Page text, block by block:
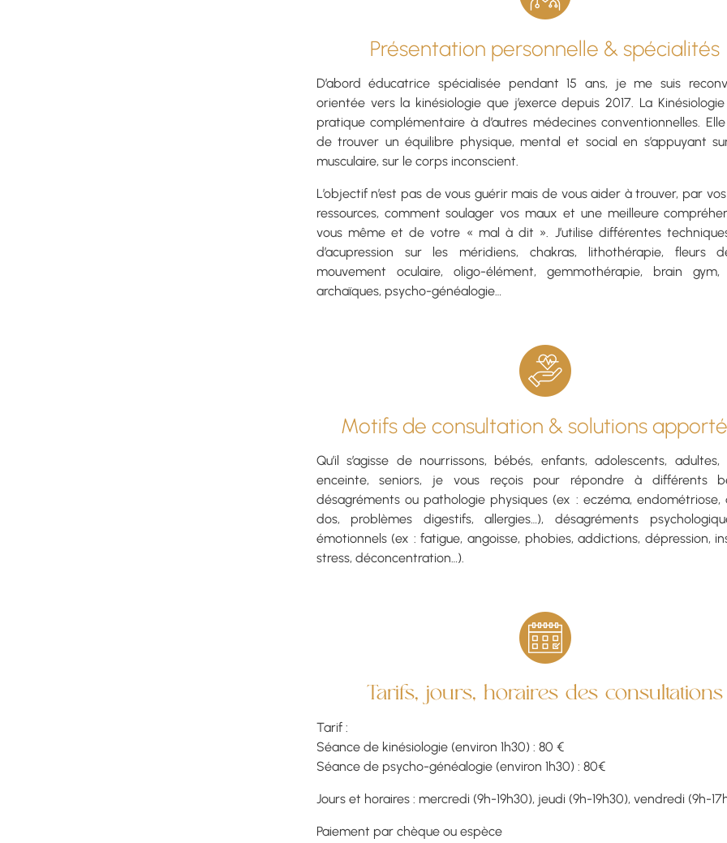
Présentation personnelle & spécialités
D’abord éducatrice spécialisée pendant 15 ans, je me suis
orientée vers la kinésiologie que j’exerce depuis 2017. La
pratique complémentaire à d’autres médecines conventionnelles.
de trouver un équilibre physique, mental et social en s’appuyant
musculaire, sur le corps inconscient.
L’objectif n’est pas de vous guérir mais de vous aider à trouver, par
ressources, comment soulager vos maux et une meilleure
vous même et de votre « mal à dit ». J’utilise différentes
d’acupression sur les méridiens, chakras, lithothérapie, fleurs
mouvement oculaire, oligo-élément, gemmothérapie, brain gym,
archaïques, psycho-généalogie…
Motifs de consultation & solutions
Qu’il s’agisse de nourrissons, bébés, enfants, adolescents, adultes,
enceinte, seniors, je vous reçois pour répondre à différents
désagréments ou pathologie physiques (ex : eczéma, endométriose,
dos, problèmes digestifs, allergies…), désagréments
émotionnels (ex : fatigue, angoisse, phobies, addictions, dépression,
stress, déconcentration…).
Tarifs, jours, horaires des consultations
Tarif :
Séance de kinésiologie (environ 1h30) : 80 €
Séance de psycho-généalogie (environ 1h30) : 80€
Jours et horaires : mercredi (9h-19h30), jeudi (9h-19h30), vendredi (9h-
Paiement par chèque ou espèce